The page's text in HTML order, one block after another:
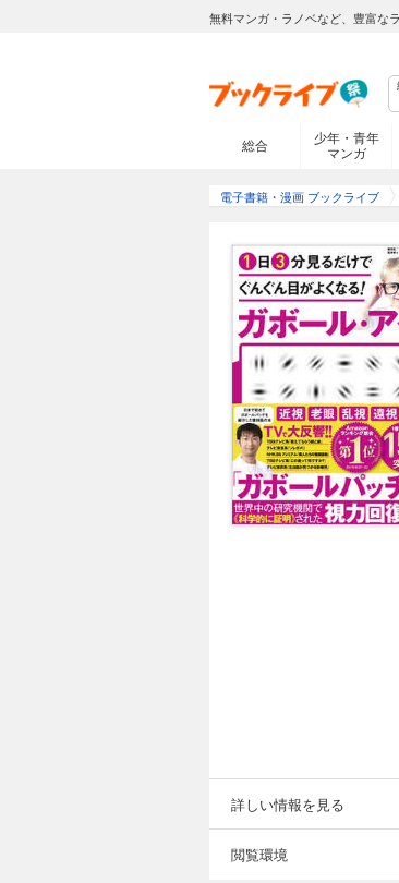
無料マンガ・ラノベなど、豊富な
総合
少年・青年
マンガ
電子書籍・漫画 ブックライブ
詳しい情報を見る
閲覧環境